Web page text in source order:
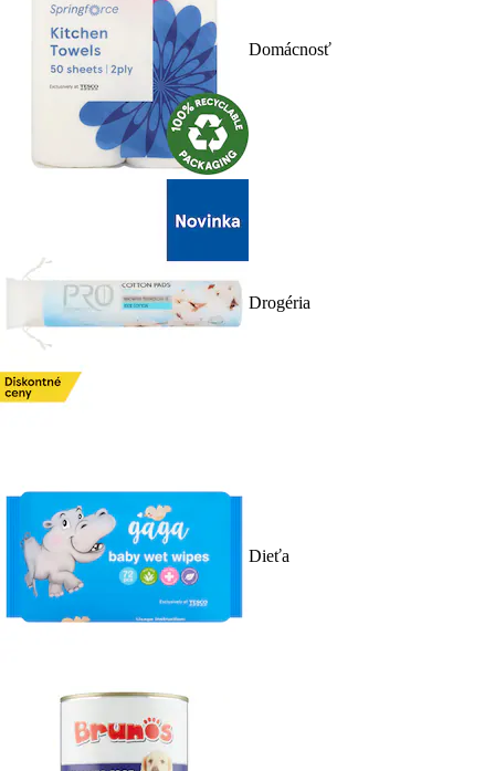
Domácnosť
Drogéria
Dieťa